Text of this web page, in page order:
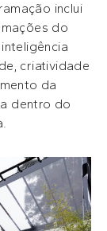
inclui
do
criatividade
da
dentro do